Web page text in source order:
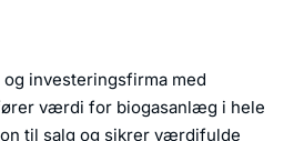
investeringsfirma med
værdi for biogasanlæg i hele
til salg og sikrer værdifulde